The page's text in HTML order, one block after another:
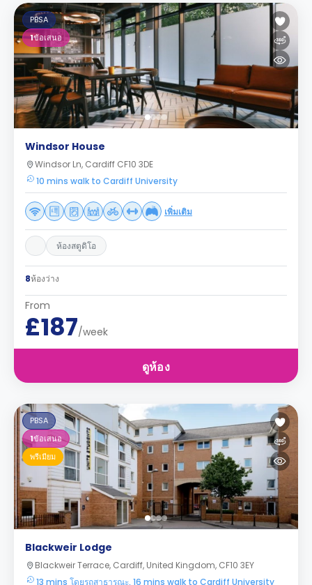
PBSA
1ข้อเสนอ
Windsor House
Windsor Ln, Cardiff CF10 3DE
10 mins walk to Cardiff University
เพิ่มเติม
ห้องสตูดิโอ
8ห้องว่าง
From
£187/week
ดูห้อง
PBSA
1ข้อเสนอ
พรีเมียม
Blackweir Lodge
Blackweir Terrace, Cardiff, United Kingdom, CF10 3EY
13 mins โดยรถสาธารณะ, 16 mins walk to Cardiff University